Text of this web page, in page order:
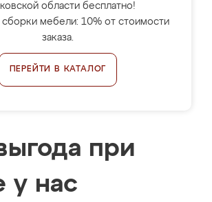
области бесплатно!
мебели: 10% от стоимости
заказа.
ПЕРЕЙТИ В КАТАЛОГ
при
у нас